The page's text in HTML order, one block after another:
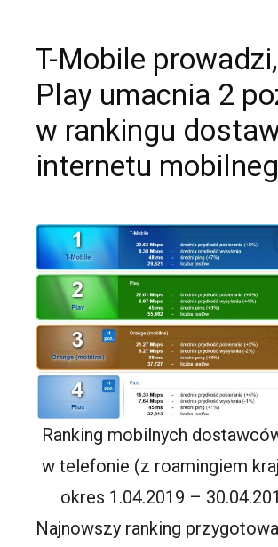
T-Mobile
Play umacnia 2
w rankingu
internetu
Ranking mobilnych
w telefonie (z roamingiem
okres 1.04.2019 –
Najnowszy ranking